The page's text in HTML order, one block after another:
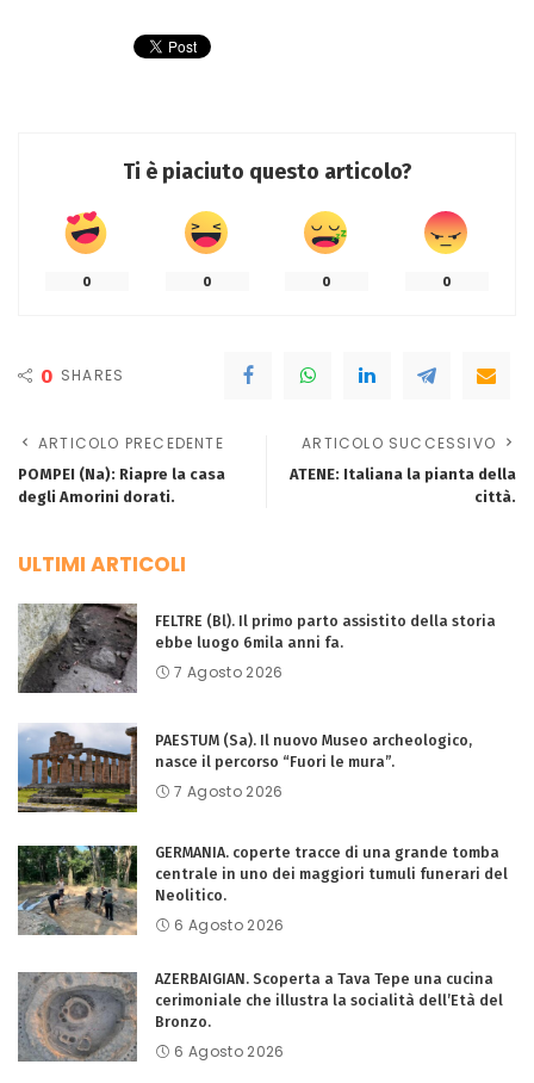
Ti è piaciuto questo articolo?
0 0 0 0
0 SHARES
ARTICOLO PRECEDENTE
POMPEI (Na): Riapre la casa
degli Amorini dorati.
ARTICOLO SUCCESSIVO
ATENE: Italiana la pianta della
città.
ULTIMI ARTICOLI
FELTRE (Bl). Il primo parto assistito della storia
ebbe luogo 6mila anni fa.
7 Agosto 2026
PAESTUM (Sa). Il nuovo Museo archeologico,
nasce il percorso “Fuori le mura”.
7 Agosto 2026
GERMANIA. coperte tracce di una grande tomba
centrale in uno dei maggiori tumuli funerari del
Neolitico.
6 Agosto 2026
AZERBAIGIAN. Scoperta a Tava Tepe una cucina
cerimoniale che illustra la socialità dell’Età del
Bronzo.
6 Agosto 2026